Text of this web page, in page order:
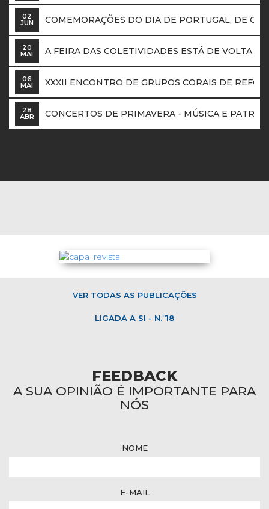
02
JUN COMEMORAÇÕES DO DIA DE PORTUGAL, DE
20
MAI A FEIRA DAS COLETIVIDADES ESTÁ DE VOLTA
06
MAI XXXII ENCONTRO DE GRUPOS CORAIS DE
28
ABR CONCERTOS DE PRIMAVERA - MÚSICA E
VER TODAS AS PUBLICAÇÕES
LIGADA A SI - N.º18
FEEDBACK
A SUA OPINIÃO É IMPORTANTE PARA
NÓS
NOME
E-MAIL